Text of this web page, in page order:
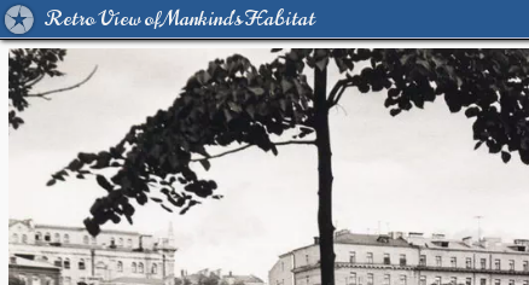
Retro View of Mankind's Habitat